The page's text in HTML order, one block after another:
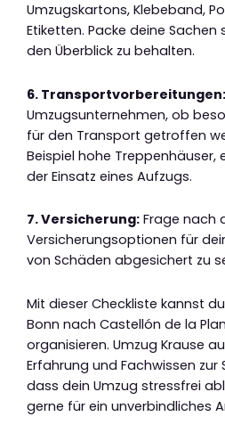
Umzugskartons, Klebeband,
Etiketten. Packe deine
den Überblick zu behalten.
6. Transportvorbereitungen:
Umzugsunternehmen, ob
für den Transport getroffen
Beispiel hohe
der Einsatz eines Aufzugs.
7. Versicherung: Frage nach
Versicherungsoptionen für
von Schäden abgesichert zu
Mit dieser Checkliste kannst
Bonn nach Castellón de la
organisieren. Umzug Krause
Erfahrung und Fachwissen
dass dein Umzug stressfrei
gerne für ein unverbindliches